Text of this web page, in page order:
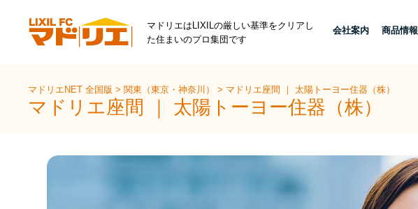
マドリエはLIXILの厳しい基準をクリアし
た住まいのプロ集団です
会社案内 商品情報
マドリエNET 全国版>関東（東京・神奈川）> マドリエ座間 ｜ 太陽トーヨー住器（株）
マドリエ座間 ｜ 太陽トーヨー住器（株）